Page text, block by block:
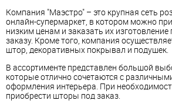
Компания "Маэстро" – это крупная сеть
онлайн-супермаркет, в котором можно
низким ценам и заказать их
заказу. Кроме того, компания
штор, декоративных покрывал и подушек.
В ассортименте представлен большой
которые отлично сочетаются с
оформления интерьера. При
приобрести шторы под заказ.